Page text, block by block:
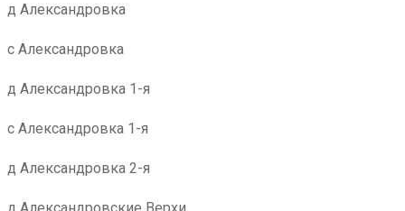
д Александровка
с Александровка
д Александровка 1-я
с Александровка 1-я
д Александровка 2-я